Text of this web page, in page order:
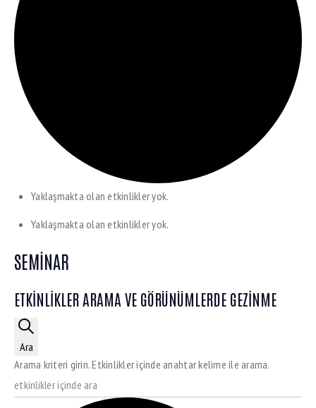
Yaklaşmakta olan etkinlikler yok.
Yaklaşmakta olan etkinlikler yok.
SEMINAR
ETKINLIKLER ARAMA VE GÖRÜNÜMLERDE GEZINME
Ara
Arama kriteri girin. Etkinlikler içinde anahtar kelime ile arama.